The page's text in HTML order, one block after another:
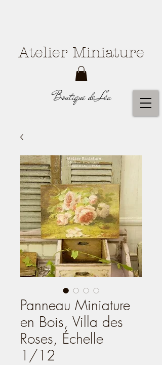
Boutique de Léa
Atelier Miniature
Panneau Miniature
en Bois, Villa des
Roses, Échelle
1/12